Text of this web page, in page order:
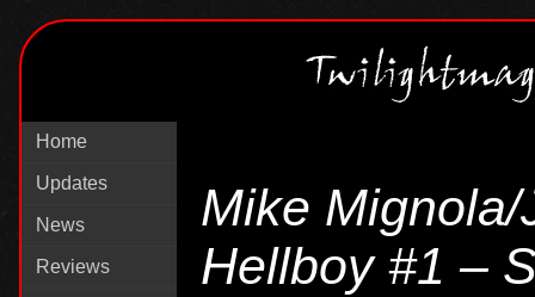
Home
Updates
News
Reviews
Mike
Hellboy #1 –